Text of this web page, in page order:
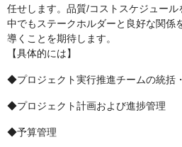
任せします。品質/コストスケジュー
中でもステークホルダーと良好な関係
導くことを期待します。
【具体的には】
◆プロジェクト実行推進チームの統括
◆プロジェクト計画および進捗管理
◆予算管理